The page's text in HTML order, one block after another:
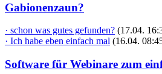
Gabionenzaun?
· schon was gutes gefunden? (17.04.
· Ich habe eben einfach mal (16.04.
Software für Webinare zum